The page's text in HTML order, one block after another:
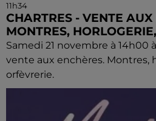
11h34
CHARTRES - VENTE AUX
MONTRES,
Samedi 21 novembre à 14h00
vente aux enchères. Montres,
orfèvrerie.